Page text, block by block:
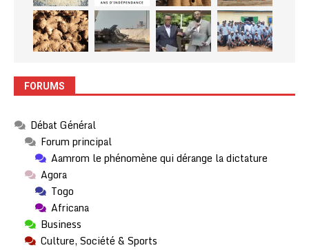
FORUMS
Débat Général
Forum principal
Aamrom le phénomène qui dérange la dictature
Agora
Togo
Africana
Business
Culture, Société & Sports